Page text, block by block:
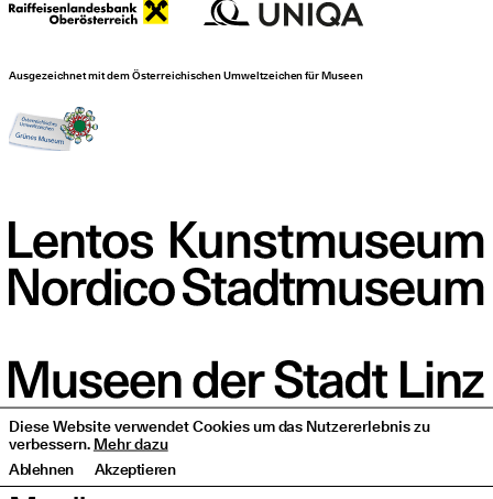
Ausgezeichnet mit dem Österreichischen Umweltzeichen für Museen
Diese Website verwendet Cookies um das Nutzererlebnis zu
verbessern.Mehr dazu
Ablehnen
Akzeptieren